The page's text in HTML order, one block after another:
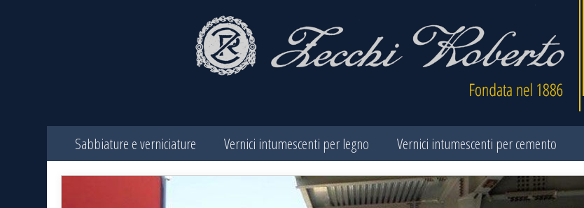
Sabbiature e verniciature Vernici intumescenti per legno Vernici intumescenti per cemento